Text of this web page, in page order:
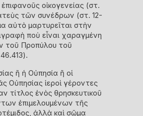
οἰκογενείας (στ.
τῶν συνέδρων (στ. 12-
αὐτὸ μαρτυρεῖται στὴν
ποὺ εἶναι χαραγμένη
τοῦ Προπύλου τοῦ
ἢ ἡ Οὐπησία ἢ οἱ
Οὐπησίας ἱεροὶ γέροντες
τίτλος ἑνὸς θρησκευτικοῦ
ἐπιμελουμένων τῆς
ἀλλὰ καὶ σῶμα